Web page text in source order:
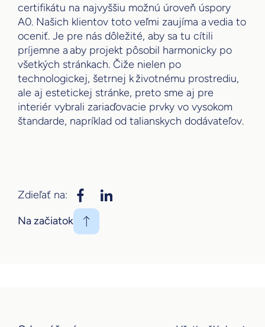
certifikátu na najvyššiu možnú úroveň úspory
A0. Našich klientov toto veľmi zaujíma a vedia to
oceniť. Je pre nás dôležité, aby sa tu cítili
príjemne a aby projekt pôsobil harmonicky po
všetkých stránkach. Čiže nielen po
technologickej, šetrnej k životnému prostrediu,
ale aj estetickej stránke, preto sme aj pre
interiér vybrali zariaďovacie prvky vo vysokom
štandarde, napríklad od talianskych dodávateľov.
Zdieľať na:
Na začiatok